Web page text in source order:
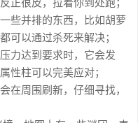
正很皮，拉着你到处跑；
些并排的东西，比如胡萝
可以通过杀死来解决；
力达到要求时，它会发
性柱可以完美应对；
在周围刷新，仔细寻找，